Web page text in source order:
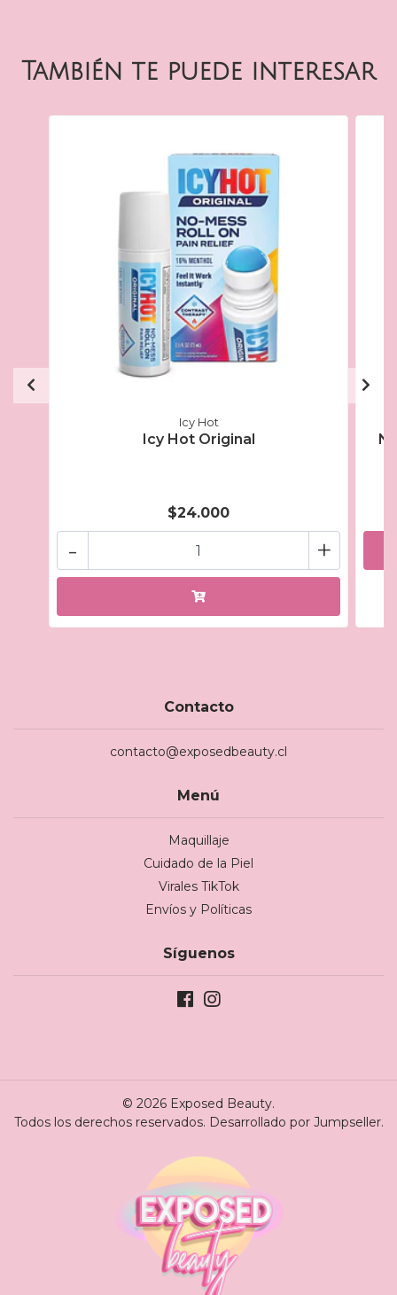
También te puede interesar
Icy Hot
Icy Hot Original
$24.000
+
-
Contacto
contacto@exposedbeauty.cl
Menú
Maquillaje
Cuidado de la Piel
Virales TikTok
Envíos y Políticas
Síguenos
© 2026 Exposed Beauty.
Todos los derechos reservados. Desarrollado por Jumpseller.